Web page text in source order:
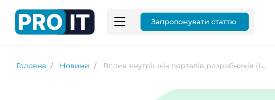
Запропонувати статтю
Головна Новини Вплив внутрішніх порталів розробників (IDP) на продуктивність DevOps